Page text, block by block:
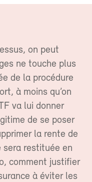
on peut
ne touche plus
de la procédure
à moins qu’on
va lui donner
de se poser
la rente de
sera restituée en
comment justifier
à éviter les